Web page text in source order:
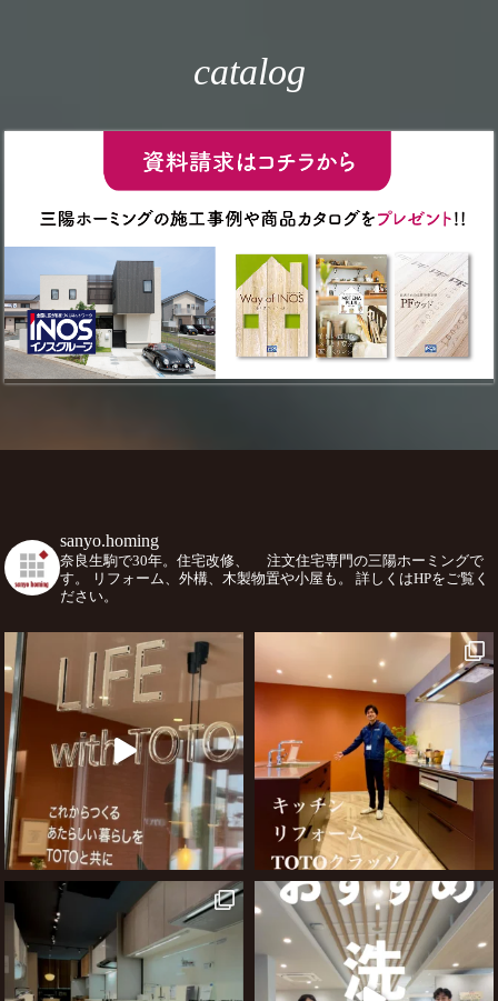
catalog
sanyo.homing
奈良生駒で30年。住宅改修、
注文住宅専門の三陽ホーミングで
す。
リフォーム、外構、木製物置や小屋も。
詳しくはHPをご覧く
ださい。